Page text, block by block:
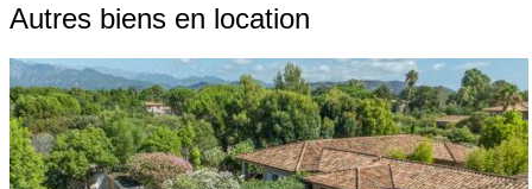
Autres biens en location